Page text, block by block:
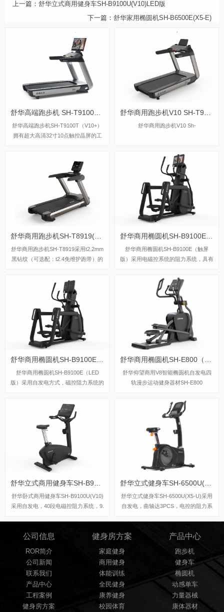
上一篇： 舒华立式商用健身车SH-B9100U(V10)LED版
下一篇： 舒华家用椭圆机SH-B6500E(X5-E)
舒华高端跑步机SH-T9100T（V10+）
拥有超大高清32寸10点触控晶屏的工
线教学、专业健身模式随意切换，让您
开启科学健身。
舒华商用跑步机V10 Sh-
舒华商用跑步机SH-T8919采用t2.2mm
黑钻纹（可选配：t2.4免维护跑带）的
带及增加心率控速(HRC)程序模块、接
触式心率感应测量心跳等数据，跑步面
积达580×1570mm，可承受180kg的使
用者使用。
舒华商用椭圆机SH-B9100E（触屏
版）采用电磁控系统的阻力系统，具有
片侦测心率，9.3公斤飞轮质量。
舒华商用椭圆机SH-B9100E（LED
版）采用自发电方式，磁控阻力系统的
大使用者体重为180kg，踏步跨距可达
508mm，适用于大多数人，现在leyu.
乐鱼旗舰店都有这一款椭圆机，欢迎前
来体验试机。
舒华仰望商用V8智能椭圆机自发电四
轨漫步运动健身器材SH-E800
舒华卧式商用健身车SH-B9100U(V10)
采用自发电，40段电磁控阻力系统，9.
舒华立式健身车SH-6500U(X5-U)采用
自发电，曲轴达3PCS，电控的阻力系
公司信息
ROR简介
公司新闻
联系我们
产品中心
工程案例
健身房方案
健身房方案
家庭健身
商用健身
体能训练
全民健身
康养健身
校园体育
产品中心
跑步机
健身车
椭圆机
动感单车
力量器械
康体器材